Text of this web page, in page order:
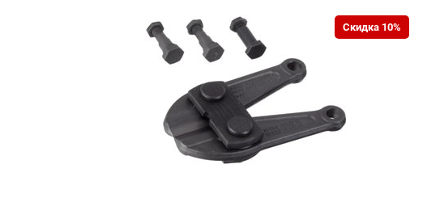
Скидка 10%